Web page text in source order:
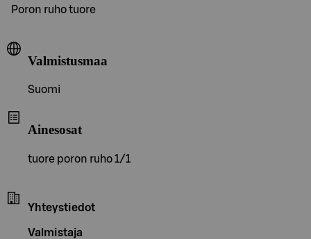
Poron ruho tuore
Valmistusmaa
Suomi
Ainesosat
tuore poron ruho 1/1
Yhteystiedot
Valmistaja